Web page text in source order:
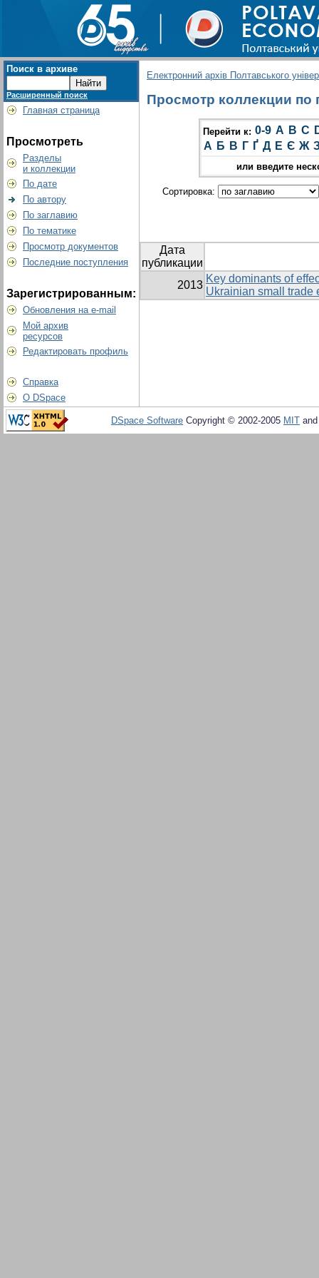
Поиск в архиве
Расширенный поиск
Главная страница
Просмотреть
Разделы
и коллекции
По дате
По автору
По заглавию
По тематике
Просмотр документов
Последние поступления
Зарегистрированным:
Обновления на e-mail
Мой архив
ресурсов
Редактировать профиль
Справка
О DSpace
Електронний архів Полтавського
Просмотр коллекции по
Перейти к: 0-9 A B C
А Б В Г Ґ Д Е Є Ж
или введите
Сортировка:
Дата
публикации
2013
Key dominants of
Ukrainian small trade
DSpace Software Copyright © 2002-2005 MIT